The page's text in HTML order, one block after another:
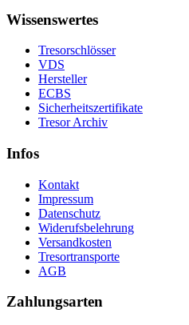
Wissenswertes
Tresorschlösser
VDS
Hersteller
ECBS
Sicherheitszertifikate
Tresor Archiv
Infos
Kontakt
Impressum
Datenschutz
Widerufsbelehrung
Versandkosten
Tresortransporte
AGB
Zahlungsarten